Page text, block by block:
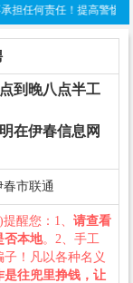
任何责任！提高警惕，
到晚八点半工
在伊春信息网
市联通
醒您：1、 请查看
否本地。2、手工
！凡以各种名义
是往兜里挣钱，让